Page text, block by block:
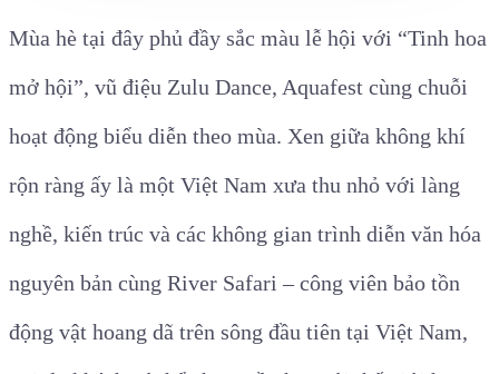
Mùa hè tại đây phủ đầy sắc màu lễ hội với “Tinh hoa
mở hội”, vũ điệu Zulu Dance, Aquafest cùng chuỗi
hoạt động biểu diễn theo mùa. Xen giữa không khí
rộn ràng ấy là một Việt Nam xưa thu nhỏ với làng
nghề, kiến trúc và các không gian trình diễn văn hóa
nguyên bản cùng River Safari – công viên bảo tồn
động vật hoang dã trên sông đầu tiên tại Việt Nam,